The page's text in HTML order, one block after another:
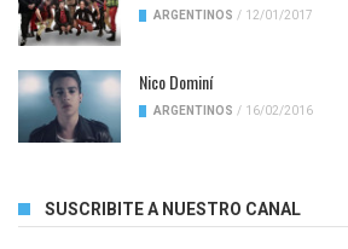
ARGENTINOS / 12/01/2017
Nico Dominí
ARGENTINOS / 16/02/2016
SUSCRIBITE A NUESTRO CANAL